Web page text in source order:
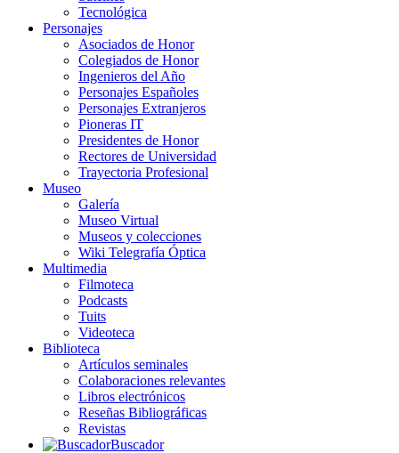
Tecnológica
Personajes
Asociados de Honor
Colegiados de Honor
Ingenieros del Año
Personajes Españoles
Personajes Extranjeros
Pioneras IT
Presidentes de Honor
Rectores de Universidad
Trayectoria Profesional
Museo
Galería
Museo Virtual
Museos y colecciones
Wiki Telegrafía Óptica
Multimedia
Filmoteca
Podcasts
Tuits
Videoteca
Biblioteca
Artículos seminales
Colaboraciones relevantes
Libros electrónicos
Reseñas Bibliográficas
Revistas
Buscador